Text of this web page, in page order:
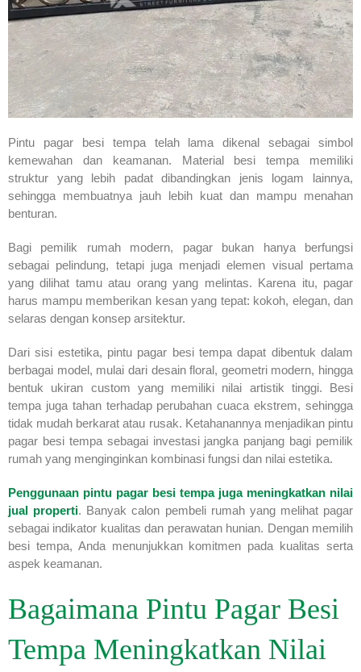
Pintu pagar besi tempa telah lama dikenal sebagai simbol
kemewahan dan keamanan. Material besi tempa memiliki
struktur yang lebih padat dibandingkan jenis logam lainnya,
sehingga membuatnya jauh lebih kuat dan mampu menahan
benturan.
Bagi pemilik rumah modern, pagar bukan hanya berfungsi
sebagai pelindung, tetapi juga menjadi elemen visual pertama
yang dilihat tamu atau orang yang melintas. Karena itu, pagar
harus mampu memberikan kesan yang tepat: kokoh, elegan, dan
selaras dengan konsep arsitektur.
Dari sisi estetika, pintu pagar besi tempa dapat dibentuk dalam
berbagai model, mulai dari desain floral, geometri modern, hingga
bentuk ukiran custom yang memiliki nilai artistik tinggi. Besi
tempa juga tahan terhadap perubahan cuaca ekstrem, sehingga
tidak mudah berkarat atau rusak. Ketahanannya menjadikan pintu
pagar besi tempa sebagai investasi jangka panjang bagi pemilik
rumah yang menginginkan kombinasi fungsi dan nilai estetika.
Penggunaan pintu pagar besi tempa juga meningkatkan nilai
jual properti. Banyak calon pembeli rumah yang melihat pagar
sebagai indikator kualitas dan perawatan hunian. Dengan memilih
besi tempa, Anda menunjukkan komitmen pada kualitas serta
aspek keamanan.
Bagaimana Pintu Pagar Besi
Tempa Meningkatkan Nilai